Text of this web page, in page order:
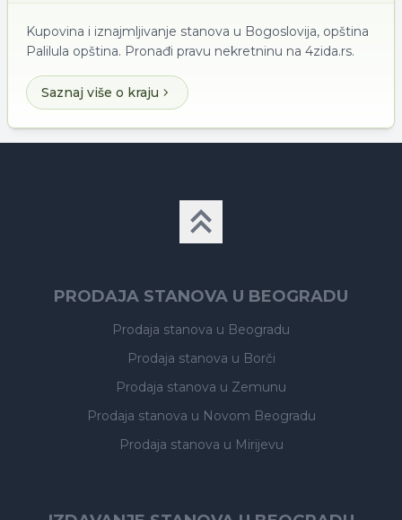
Kupovina i iznajmljivanje stanova u Bogoslovija, opština
Palilula opština. Pronađi pravu nekretninu na 4zida.rs.
Saznaj više o kraju
PRODAJA STANOVA U BEOGRADU
Prodaja stanova u Beogradu
Prodaja stanova u Borči
Prodaja stanova u Zemunu
Prodaja stanova u Novom Beogradu
Prodaja stanova u Mirijevu